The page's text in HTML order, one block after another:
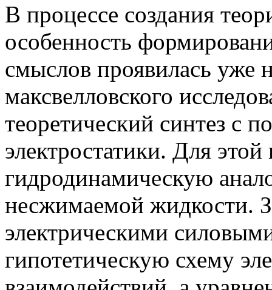
В процессе создания
особенность
смыслов проявилась уже
максвелловского
теоретический синтез с
электростатики. Для
гидродинамическую
несжимаемой жидкости.
электрическими
гипотетическую схему